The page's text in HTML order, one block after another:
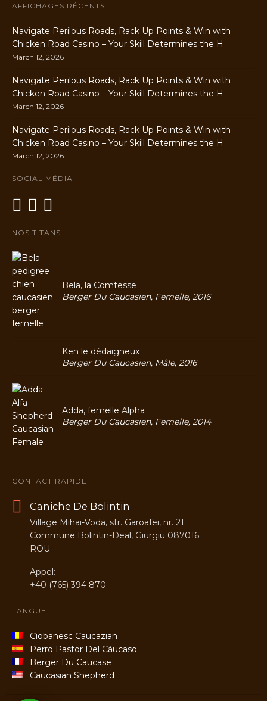
AFFICHAGES RÉCENTS
Navigate Perilous Roads, Rack Up Points & Win with
Chicken Road Casino – Your Skill Determines the H
March 12, 2026
Navigate Perilous Roads, Rack Up Points & Win with
Chicken Road Casino – Your Skill Determines the H
March 12, 2026
Navigate Perilous Roads, Rack Up Points & Win with
Chicken Road Casino – Your Skill Determines the H
March 12, 2026
SOCIAL MÉDIA
NOS TITANS
Bela, la Comtesse
Berger Du Caucasien, Femelle, 2016
Ken le dédaigneux
Berger Du Caucasien, Mâle, 2016
Adda, femelle Alpha
Berger Du Caucasien, Femelle, 2014
CONTACT RAPIDE
Caniche De Bolintin
Village Mihai-Voda, str. Garoafei, nr. 21
Commune Bolintin-Deal, Giurgiu 087016
ROU
Appel:
+40 (765) 394 870
LANGUE
Ciobanesc Caucazian
Perro Pastor Del Cáucaso
Berger Du Caucase
Caucasian Shepherd